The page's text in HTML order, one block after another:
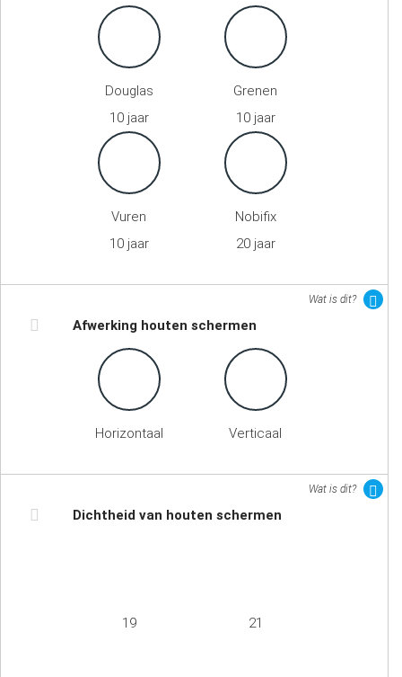
Douglas
10 jaar
Grenen
10 jaar
Vuren
10 jaar
Nobifix
20 jaar
Wat is dit?
Afwerking houten schermen
Horizontaal Verticaal
Wat is dit?
Dichtheid van houten schermen
19 21